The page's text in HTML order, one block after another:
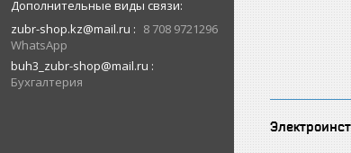
zubr-shop.kz@mail.ru
8 708 9721296
WhatsApp
buh3_zubr-shop@mail.ru
Бухгалтерия